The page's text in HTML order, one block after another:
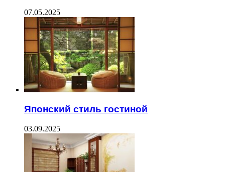
07.05.2025
Японский стиль гостиной
03.09.2025